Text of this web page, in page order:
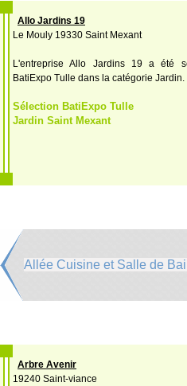
Allo Jardins 19
Le Mouly 19330 Saint Mexant
L'entreprise Allo Jardins 19 a été
BatiExpo Tulle dans la catégorie Jardin.
Sélection BatiExpo Tulle
Jardin Saint Mexant
Allée Cuisine et Salle de
Arbre Avenir
19240 Saint-viance